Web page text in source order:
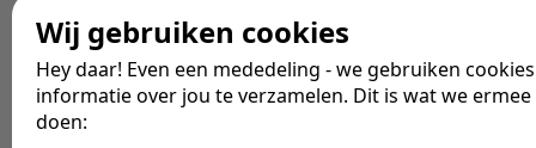
Wij gebruiken cookies
Hey daar! Even een mededeling - we gebruiken
informatie over jou te verzamelen. Dit is wat we ermee
doen:
Coen Frazer
Co-founder, Business Unit